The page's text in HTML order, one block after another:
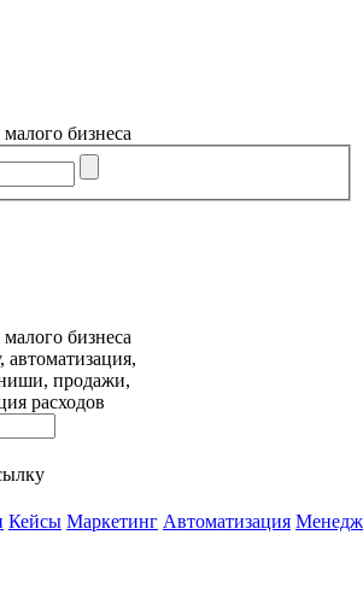
бизнеса
бизнеса
автоматизация,
продажи,
расходов
Кейсы Маркетинг Автоматизация